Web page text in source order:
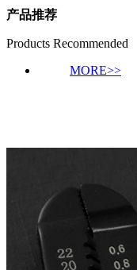
产品推荐
Products Recommended
MORE>>